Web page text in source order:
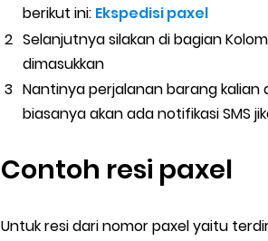
berikut ini: Ekspedisi paxel
Selanjutnya silakan di bagian
dimasukkan
Nantinya perjalanan barang
biasanya akan ada notifikasi SMS
Contoh resi paxel
Untuk resi dari nomor paxel yaitu